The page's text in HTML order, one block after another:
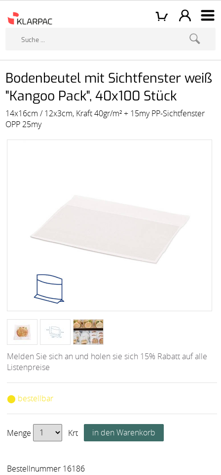
Bodenbeutel mit Sichtfenster weiß
"Kangoo Pack", 40x100 Stück
14x16cm / 12x3cm, Kraft 40gr/m² + 15my PP-Sichtfenster
OPP 25my
Melden Sie sich an und holen sie sich 15% Rabatt auf alle
Listenpreise
⬤ bestellbar
Menge Krt
Bestellnummer 16186